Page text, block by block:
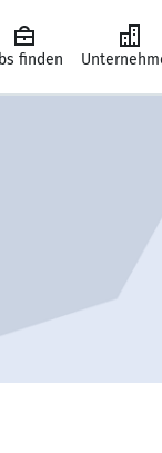
finden